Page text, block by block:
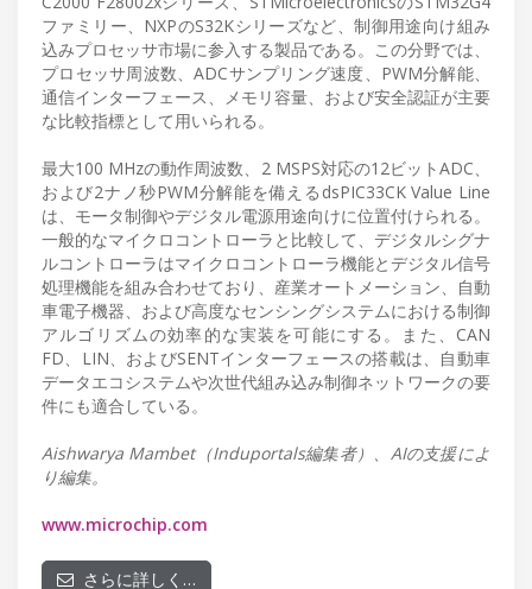
ファミリー、NXPのS32Kシリーズなど、制御用途向け組み
込みプロセッサ市場に参入する製品である。この分野では、
プロセッサ周波数、ADCサンプリング速度、PWM分解能、
通信インターフェース、メモリ容量、および安全認証が主要
な比較指標として用いられる。
最大100 MHzの動作周波数、2 MSPS対応の12ビットADC、
および2ナノ秒PWM分解能を備えるdsPIC33CK Value Line
は、モータ制御やデジタル電源用途向けに位置付けられる。
一般的なマイクロコントローラと比較して、デジタルシグナ
ルコントローラはマイクロコントローラ機能とデジタル信号
処理機能を組み合わせており、産業オートメーション、自動
車電子機器、および高度なセンシングシステムにおける制御
アルゴリズムの効率的な実装を可能にする。また、CAN
FD、LIN、およびSENTインターフェースの搭載は、自動車
データエコシステムや次世代組み込み制御ネットワークの要
件にも適合している。
Aishwarya Mambet（Induportals編集者）、AIの支援によ
り編集。
www.microchip.com
さらに詳しく…